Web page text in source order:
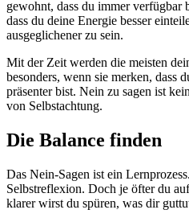
gewohnt, dass du immer verfügbar
dass du deine Energie besser
ausgeglichener zu sein.
Mit der Zeit werden die meisten
besonders, wenn sie merken, dass
präsenter bist. Nein zu sagen ist
von Selbstachtung.
Die Balance finden
Das Nein-Sagen ist ein
Selbstreflexion. Doch je öfter du
klarer wirst du spüren, was dir